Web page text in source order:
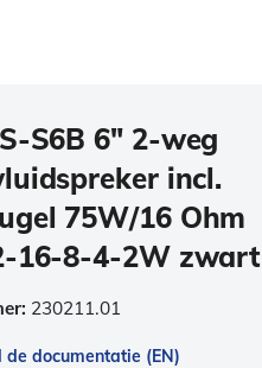
S6B 6″ 2-weg
incl.
75W/16 Ohm
16-8-4-2W zwart
230211.01
de documentatie (EN)